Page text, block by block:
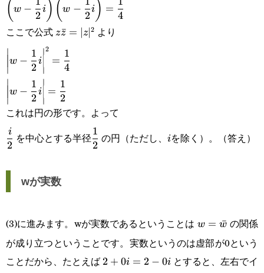
ab
\left(w-\frac{1}
{2}i\right)\left(\bar
w+\frac{1}{2}i\right)-
\frac{1}
{4}=0\\\displaystyle\left(w-
\frac{1}
{2}i\right)\left(\overline{w-
\frac{1}
{2}i}\right)=\frac{1}{4}
( w −
2
i)(w −
2
i ) =
4
ここで公式z\bar
z=|z|^2
zz
ˉ = z∣2 より
\displaystyle\left|w-
\frac{1}
{2}i\right|^2=\frac{1}
{4}\\\displaystyle\left|w-
\frac{1}
∣
∣
w −
2
1
i
∣
∣2
=
4
1
∣
∣
w −
2
1
i
∣
∣
=
2
1
これは円の形です。よって
\displaystyle\frac{i}
{2}
2
i を中心とする半径\displaystyle\frac{1}
{2}
2
1 の円（ただし、iを除く）。（答え）
wが実数
(3)に進みます。wが実数であるということは w=\bar
w
w = w
ˉ の関係
が成り立つということです。実数というのは虚部が0という
ことだから、たとえば 2+0i=2-
2 + 0i = 2 − 0iとすると、左右でイ